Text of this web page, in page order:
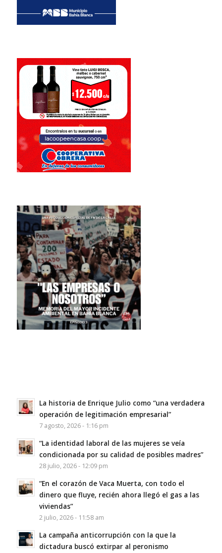
La historia de Enrique Julio como “una verdadera
operación de legitimación empresarial”
7 agosto, 2026 - 1:16 pm
“La identidad laboral de las mujeres se veía
condicionada por su calidad de posibles madres”
28 julio, 2026 - 12:09 pm
“En el corazón de Vaca Muerta, con todo el
dinero que fluye, recién ahora llegó el gas a las
viviendas”
2 julio, 2026 - 11:58 am
La campaña anticorrupción con la que la
dictadura buscó extirpar al peronismo